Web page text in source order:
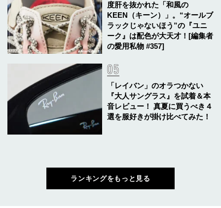
度肝を抜かれた「和風の
KEEN（キーン）」。“オールブ
ラックじゃないほう”の『ユニ
ーク』は配色が大天才！[編集者
の愛用私物 #357]
「レイバン」のオラつかない
『大人サングラス』を試着＆本
音レビュー！ 真夏に買うべき４
選を服好きが掛け比べてみた！
ランキングをもっと見る